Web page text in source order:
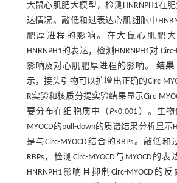
大鼠心肌肥大模型，检测HNRNPH1在
达情况。敲低和过表达心肌细胞中
肥厚进程的影响。在大鼠心肌肥
HNRNPH1的表达，检测HNRNPH1对
影响及对心肌肥厚进程的影响。 结果
示，接头引物可以扩增出正确的Circ-
R实验和核质分提实验结果显示Circ-
要分布在细胞质中（P<0.001）。生
MYOCD的pull-down的质谱结果分析显示
是与Circ-MYOCD结合的RBPs。敲低
RBPs，检测Circ-MYOCD与MYOCD的
HNRNPH1影响且抑制Circ-MYOCD的